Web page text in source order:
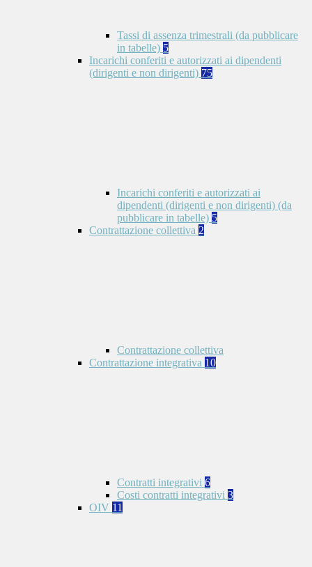
Tassi di assenza trimestrali (da pubblicare
in tabelle) 5
Incarichi conferiti e autorizzati ai dipendenti
(dirigenti e non dirigenti) 75
Incarichi conferiti e autorizzati ai
dipendenti (dirigenti e non dirigenti) (da
pubblicare in tabelle) 5
Contrattazione collettiva 2
Contrattazione collettiva
Contrattazione integrativa 10
Contratti integrativi 6
Costi contratti integrativi 3
OIV 11